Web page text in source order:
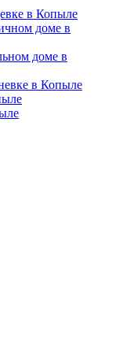
в Копыле
доме в
доме в
в Копыле